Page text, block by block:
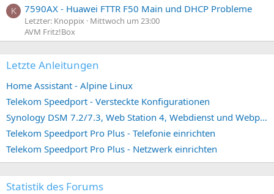
K 7590AX - Huawei FTTR F50 Main und DHCP Probleme
Letzter: Knoppix
Mittwoch um 23:00
AVM Fritz!Box
Letzte Anleitungen
Home Assistant - Alpine Linux
Telekom Speedport - Versteckte Konfigurationen
Synology DSM 7.2/7.3, Web Station 4, Webdienst und Webportal erstellen (ehemals vHost)
Telekom Speedport Pro Plus - Telefonie einrichten
Telekom Speedport Pro Plus - Netzwerk einrichten
Statistik des Forums